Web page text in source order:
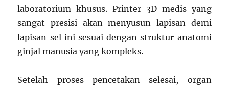
laboratorium khusus. Printer 3D medis yang
sangat presisi akan menyusun lapisan demi
lapisan sel ini sesuai dengan struktur anatomi
ginjal manusia yang kompleks.
Setelah proses pencetakan selesai, organ